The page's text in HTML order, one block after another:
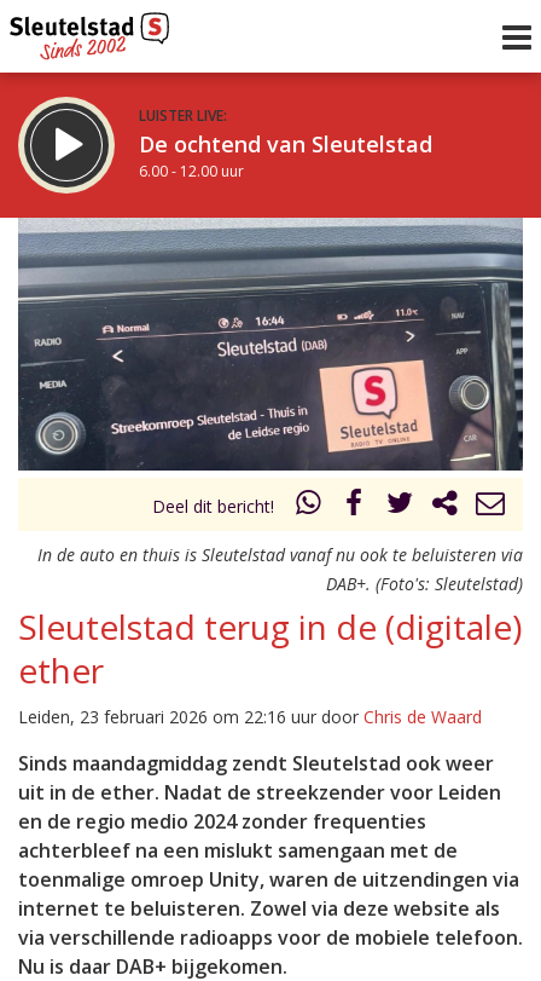
LUISTER LIVE:
De ochtend van Sleutelstad
6.00 - 12.00 uur
STRAKS:
De middag van Sleutelstad
12.00 - 18.00 uur
Vorig uur
uur 1 van 0 Volgend uur
Deel dit bericht!
In de auto en thuis is Sleutelstad vanaf nu ook te beluisteren via
DAB+. (Foto's: Sleutelstad)
Sleutelstad terug in de (digitale)
ether
Leiden, 23 februari 2026 om 22:16 uur door Chris de Waard
Sinds maandagmiddag zendt Sleutelstad ook weer
uit in de ether. Nadat de streekzender voor Leiden
en de regio medio 2024 zonder frequenties
achterbleef na een mislukt samengaan met de
toenmalige omroep Unity, waren de uitzendingen via
internet te beluisteren. Zowel via deze website als
via verschillende radioapps voor de mobiele telefoon.
Nu is daar DAB+ bijgekomen.